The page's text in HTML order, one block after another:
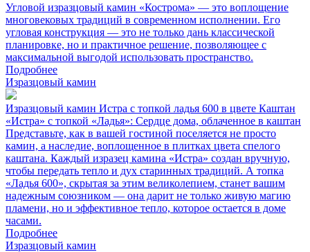
Угловой изразцовый камин «Кострома» — это воплощение
многовековых традиций в современном исполнении. Его
угловая конструкция — это не только дань классической
планировке, но и практичное решение, позволяющее с
максимальной выгодой использовать пространство.
Подробнее
Изразцовый камин
Изразцовый камин Истра с топкой ладья 600 в цвете Каштан
«Истра» с топкой «Ладья»: Сердце дома, облаченное в каштан
Представьте, как в вашей гостиной поселяется не просто
камин, а наследие, воплощенное в плитках цвета спелого
каштана. Каждый изразец камина «Истра» создан вручную,
чтобы передать тепло и дух старинных традиций. А топка
«Ладья 600», скрытая за этим великолепием, станет вашим
надежным союзником — она дарит не только живую магию
пламени, но и эффективное тепло, которое остается в доме
часами.
Подробнее
Изразцовый камин